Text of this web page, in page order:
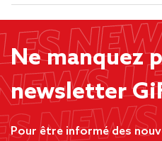
Ne manquez
newsletter
Pour être informé des